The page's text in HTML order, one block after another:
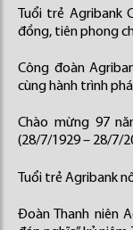
Tuổi trẻ Agribank
đồng, tiên phong
Công đoàn
cùng hành trình
Chào mừng 97
(28/7/1929 – 28/7/
Tuổi trẻ Agribank
Đoàn Thanh niên